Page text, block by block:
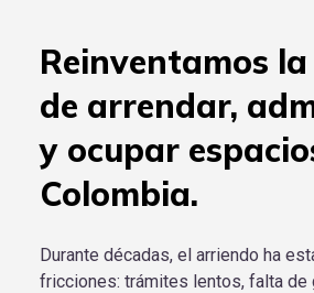
Reinventamos
de arrendar,
y ocupar
Colombia.
Durante décadas, el arriendo ha
fricciones: trámites lentos, falta de